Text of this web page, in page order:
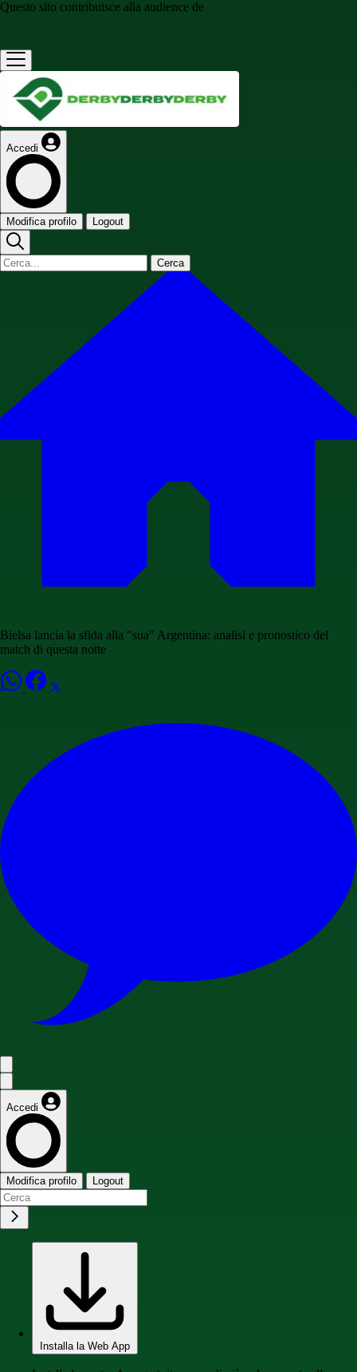
Questo sito contribuisce alla audience de
Accedi
Modifica profilo Logout
Cerca
Bielsa lancia la sfida alla "sua" Argentina: analisi e pronostico del
match di questa notte
Accedi
Modifica profilo Logout
Installa la Web App